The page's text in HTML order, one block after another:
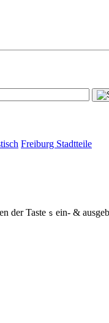
Freiburg Stadtteile
der Taste s ein- &